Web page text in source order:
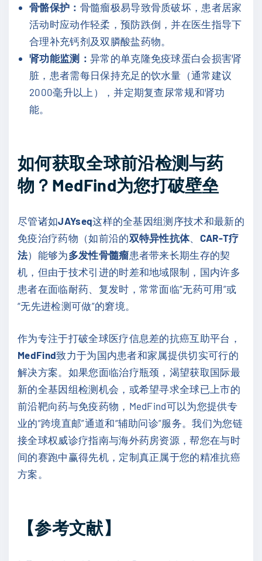
骨骼保护： 骨髓瘤极易导致骨质破坏，患者居家
活动时应动作轻柔，预防跌倒，并在医生指导下
合理补充钙剂及双膦酸盐药物。
肾功能监测： 异常的单克隆免疫球蛋白会损害肾
脏，患者需每日保持充足的饮水量（通常建议
2000毫升以上），并定期复查尿常规和肾功
能。
如何获取全球前沿检测与药
物？MedFind为您打破壁垒
尽管诸如JAYseq这样的全基因组测序技术和最新的
免疫治疗药物（如前沿的双特异性抗体、 CAR-T疗
法）能够为多发性骨髓瘤患者带来长期生存的契
机，但由于技术引进的时差和地域限制，国内许多
患者在面临耐药、复发时，常常面临“无药可用”或
“无先进检测可做”的窘境。
作为专注于打破全球医疗信息差的抗癌互助平台，
MedFind致力于为国内患者和家属提供切实可行的
解决方案。如果您面临治疗瓶颈，渴望获取国际最
新的全基因组检测机会，或希望寻求全球已上市的
前沿靶向药与免疫药物，MedFind可以为您提供专
业的“跨境直邮”通道和“辅助问诊”服务。我们为您链
接全球权威诊疗指南与海外药房资源，帮您在与时
间的赛跑中赢得先机，定制真正属于您的精准抗癌
方案。
【参考文献】